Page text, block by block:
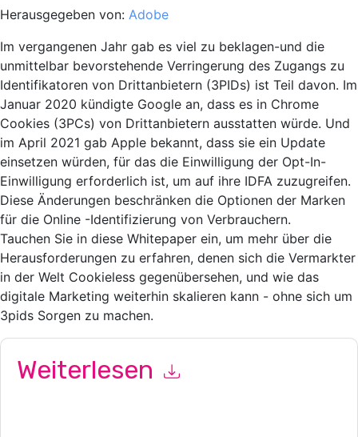
Herausgegeben von: Adobe
Im vergangenen Jahr gab es viel zu beklagen-und die
unmittelbar bevorstehende Verringerung des Zugangs zu
Identifikatoren von Drittanbietern (3PIDs) ist Teil davon. Im
Januar 2020 kündigte Google an, dass es in Chrome
Cookies (3PCs) von Drittanbietern ausstatten würde. Und
im April 2021 gab Apple bekannt, dass sie ein Update
einsetzen würden, für das die Einwilligung der Opt-In-
Einwilligung erforderlich ist, um auf ihre IDFA zuzugreifen.
Diese Änderungen beschränken die Optionen der Marken
für die Online -Identifizierung von Verbrauchern.
Tauchen Sie in diese Whitepaper ein, um mehr über die
Herausforderungen zu erfahren, denen sich die Vermarkter
in der Welt Cookieless gegenübersehen, und wie das
digitale Marketing weiterhin skalieren kann - ohne sich um
3pids Sorgen zu machen.
Weiterlesen